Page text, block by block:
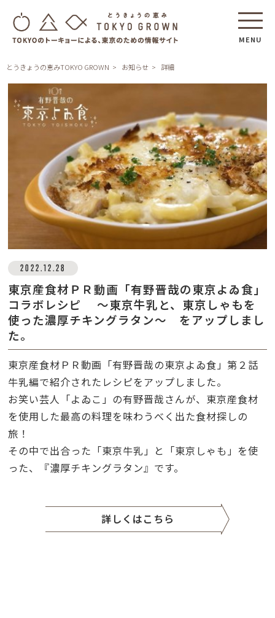
MENU
とうきょうの恵みTOKYO GROWN お知らせ 詳細
2022.12.28
東京産食材ＰＲ動画「有野晋哉の東京よゐ食」
コラボレシピ ～東京牛乳と、東京しゃもを
使った濃厚チキングラタン～ をアップしまし
た。
東京産食材ＰＲ動画「有野晋哉の東京よゐ食」第２話
牛乳編で紹介されたレシピをアップしました。
お笑い芸人「よゐこ」の有野晋哉さんが、東京産食材
を使用した最高の料理を味わうべく出た食材探しの
旅！
その中で出合った「東京牛乳 」と「東京しゃも」を使
った、『濃厚チキングラタン』です。
詳しくはこちら